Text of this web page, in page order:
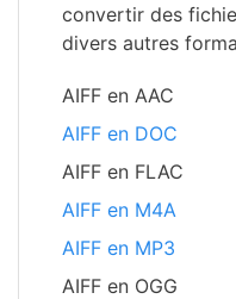
convertir des
divers autres
AIFF en AAC
AIFF en DOC
AIFF en FLAC
AIFF en M4A
AIFF en MP3
AIFF en OGG